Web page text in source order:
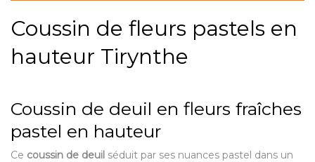
Coussin de fleurs pastels en
hauteur Tirynthe
Coussin de deuil en fleurs fraîches
pastel en hauteur
Ce coussin de deuil séduit par ses nuances pastel dans un